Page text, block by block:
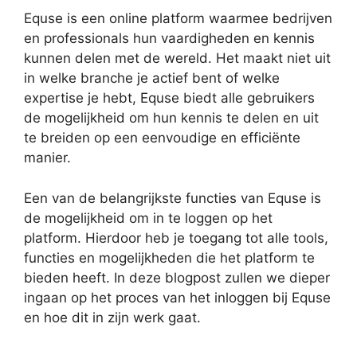
Equse is een online platform waarmee bedrijven
en professionals hun vaardigheden en kennis
kunnen delen met de wereld. Het maakt niet uit
in welke branche je actief bent of welke
expertise je hebt, Equse biedt alle gebruikers
de mogelijkheid om hun kennis te delen en uit
te breiden op een eenvoudige en efficiënte
manier.
Een van de belangrijkste functies van Equse is
de mogelijkheid om in te loggen op het
platform. Hierdoor heb je toegang tot alle tools,
functies en mogelijkheden die het platform te
bieden heeft. In deze blogpost zullen we dieper
ingaan op het proces van het inloggen bij Equse
en hoe dit in zijn werk gaat.